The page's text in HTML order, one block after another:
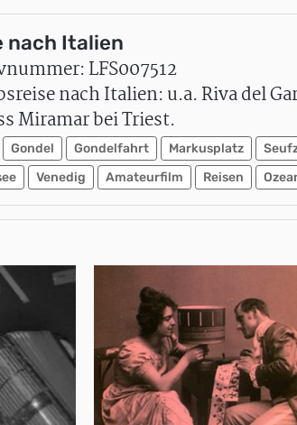
nach Italien
LFS007512
nach Italien: u.a. Riva del
Miramar bei Triest.
Gondel Gondelfahrt Markusplatz
Venedig Amateurfilm Reisen